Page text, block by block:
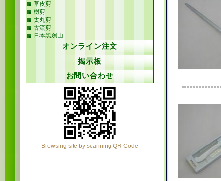
草皮剪
樹剪
太丸剪
古流剪
日本黑劍山
オンライン注文
揭示板
お問い合わせ
Browsing site by scanning QR Code